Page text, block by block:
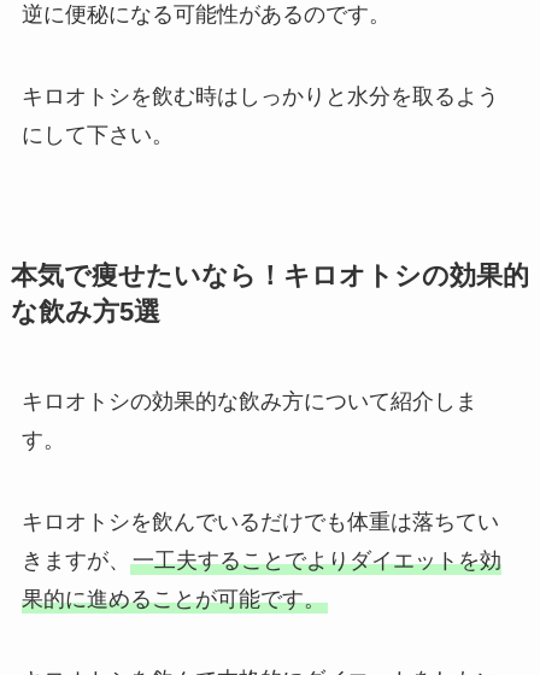
逆に便秘になる可能性があるのです。
キロオトシを飲む時はしっかりと水分を取るよう
にして下さい。
本気で痩せたいなら！キロオトシの効果的
な飲み方5選
キロオトシの効果的な飲み方について紹介しま
す。
キロオトシを飲んでいるだけでも体重は落ちてい
きますが、 一工夫することでよりダイエットを効
果的に進めることが可能です。